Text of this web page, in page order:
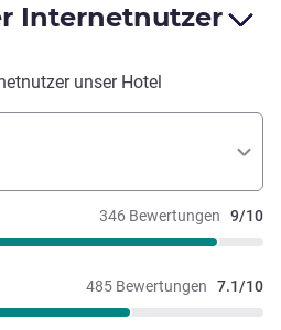
Internetnutzer
unser Hotel
346 Bewertungen 9/10
485 Bewertungen 7.1/10